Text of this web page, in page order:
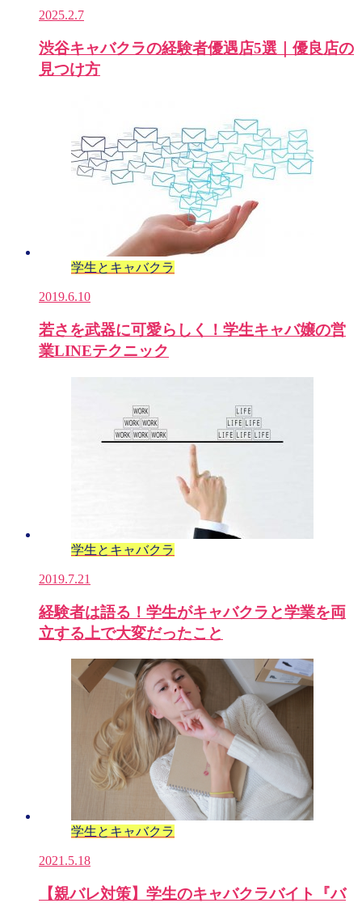
2025.2.7
渋谷キャバクラの経験者優遇店5選｜優良店の
見つけ方
学生とキャバクラ
2019.6.10
若さを武器に可愛らしく！学生キャバ嬢の営
業LINEテクニック
学生とキャバクラ
2019.7.21
経験者は語る！学生がキャバクラと学業を両
立する上で大変だったこと
学生とキャバクラ
2021.5.18
【親バレ対策】学生のキャバクラバイト『バ